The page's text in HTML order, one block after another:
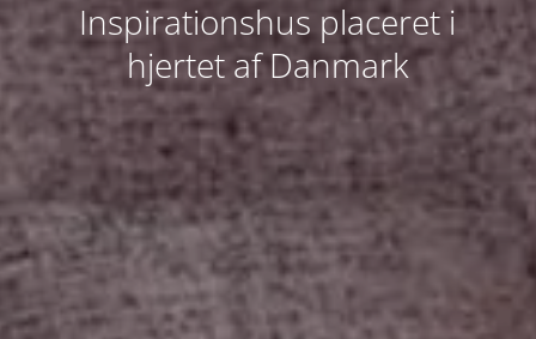
Inspirationshus placeret i
hjertet af Danmark